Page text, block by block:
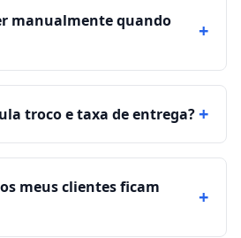
manualmente quando
+
troco e taxa de entrega?+
meus clientes ficam
+